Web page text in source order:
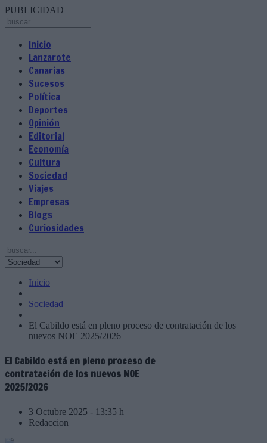
PUBLICIDAD
Inicio
Lanzarote
Canarias
Sucesos
Política
Deportes
Opinión
Editorial
Economía
Cultura
Sociedad
Viajes
Empresas
Blogs
Curiosidades
Inicio
Sociedad
El Cabildo está en pleno proceso de contratación de los
nuevos NOE 2025/2026
El Cabildo está en pleno proceso de
contratación de los nuevos NOE
2025/2026
3 Octubre 2025 - 13:35 h
Redaccion